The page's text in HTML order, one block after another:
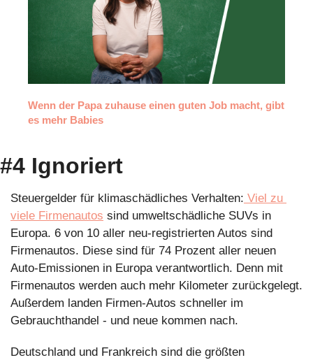
Wenn der Papa zuhause einen guten Job macht, gibt
es mehr Babies
#4 Ignoriert
Steuergelder für klimaschädliches Verhalten: Viel zu
viele Firmenautos sind umweltschädliche SUVs in
Europa. 6 von 10 aller neu-registrierten Autos sind
Firmenautos. Diese sind für 74 Prozent aller neuen
Auto-Emissionen in Europa verantwortlich. Denn mit
Firmenautos werden auch mehr Kilometer zurückgelegt.
Außerdem landen Firmen-Autos schneller im
Gebrauchthandel - und neue kommen nach.
Deutschland und Frankreich sind die größten